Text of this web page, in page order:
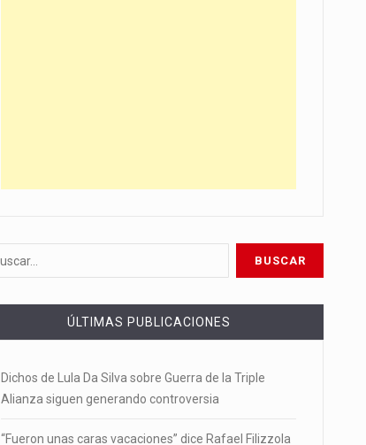
ÚLTIMAS PUBLICACIONES
Dichos de Lula Da Silva sobre Guerra de la Triple
Alianza siguen generando controversia
“Fueron unas caras vacaciones” dice Rafael Filizzola